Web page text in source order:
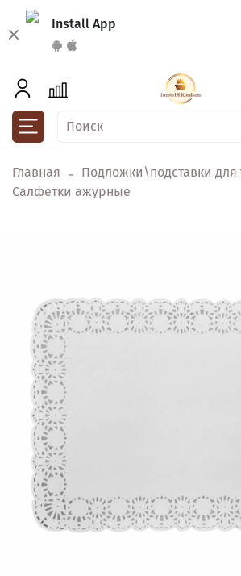
Install App
Главная
Подложки\подставки для
Салфетки ажурные